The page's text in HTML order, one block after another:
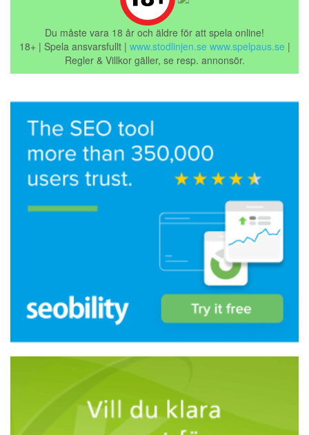
Du måste vara 18 år och äldre för att spela online!
18+ | Spela ansvarsfullt | www.stodlinjen.se www.spelpaus.se |
Regler & Villkor gäller, se resp. annonsör.